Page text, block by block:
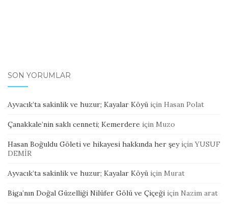
SON YORUMLAR
Ayvacık’ta sakinlik ve huzur; Kayalar Köyü için Hasan Polat
Çanakkale’nin saklı cenneti; Kemerdere için Muzo
Hasan Boğuldu Göleti ve hikayesi hakkında her şeyiçinYUSUF
DEMİR
Ayvacık’ta sakinlik ve huzur; Kayalar Köyü için Murat
Biga’nın Doğal Güzelliği Nilüfer Gölü ve Çiçeği için Nazim arat